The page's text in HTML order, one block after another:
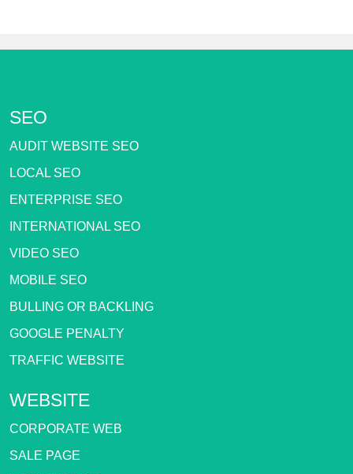
SEO
AUDIT WEBSITE SEO
LOCAL SEO
ENTERPRISE SEO
INTERNATIONAL SEO
VIDEO SEO
MOBILE SEO
BULLING OR BACKLING
GOOGLE PENALTY
TRAFFIC WEBSITE
WEBSITE
CORPORATE WEB
SALE PAGE